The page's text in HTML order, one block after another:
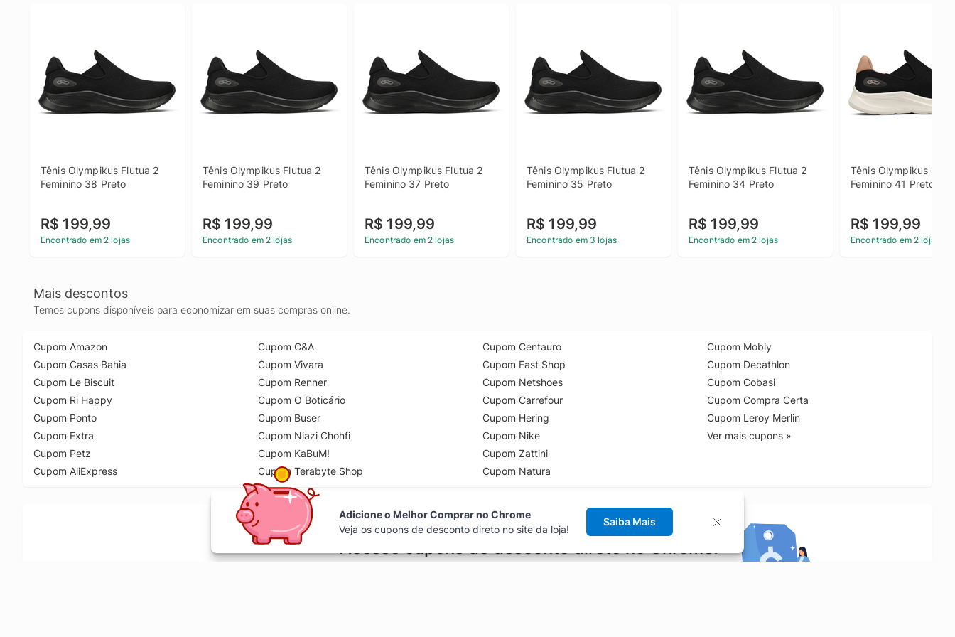
Tênis Olympikus Flutua 2
Feminino 38 Preto
R$ 199,99
Encontrado em 2 lojas
Tênis Olympikus Flutua 2
Feminino 39 Preto
R$ 199,99
Encontrado em 2 lojas
Tênis Olympikus Flutua 2
Feminino 37 Preto
R$ 199,99
Encontrado em 2 lojas
Tênis Olympikus Flutua 2
Feminino 35 Preto
R$ 199,99
Encontrado em 3 lojas
Tênis Olympikus Flutua 2
Feminino 34 Preto
R$ 199,99
Encontrado em 2 lojas
Tênis Olympikus
Feminino 41 Preto
R$ 199,99
Encontrado em 2 lojas
Mais descontos
Temos cupons disponíveis para economizar em suas compras online.
Cupom Amazon
Cupom Casas Bahia
Cupom Le Biscuit
Cupom Ri Happy
Cupom Ponto
Cupom Extra
Cupom Petz
Cupom AliExpress
Cupom C&A
Cupom Vivara
Cupom Renner
Cupom O Boticário
Cupom Buser
Cupom Niazi Chohfi
Cupom KaBuM!
Cupom Terabyte Shop
Cupom Centauro
Cupom Fast Shop
Cupom Netshoes
Cupom Carrefour
Cupom Hering
Cupom Nike
Cupom Zattini
Cupom Natura
Cupom Mobly
Cupom Decathlon
Cupom Cobasi
Cupom Compra Certa
Cupom Leroy Merlin
Ver mais cupons »
Acesse cupons de desconto direto no Chrome!
Adicione o Melhor Comprar no Chrome
Veja os cupons de desconto direto no site da loja!
Saiba Mais